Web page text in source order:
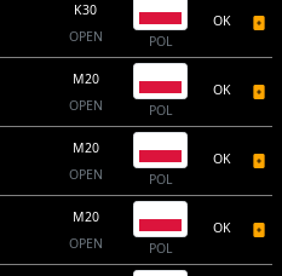
K30
OPEN
POL
OK
M20
OPEN
POL
OK
M20
OPEN
POL
OK
M20
OPEN
POL
OK